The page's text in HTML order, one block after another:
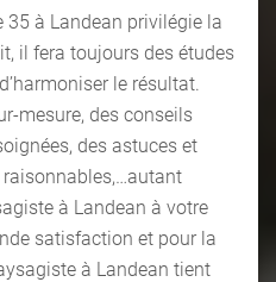
35 à Landean privilégie la
il fera toujours des études
le résultat.
mesure, des conseils
des astuces et
à Landean à votre
satisfaction et pour la
à Landean tient